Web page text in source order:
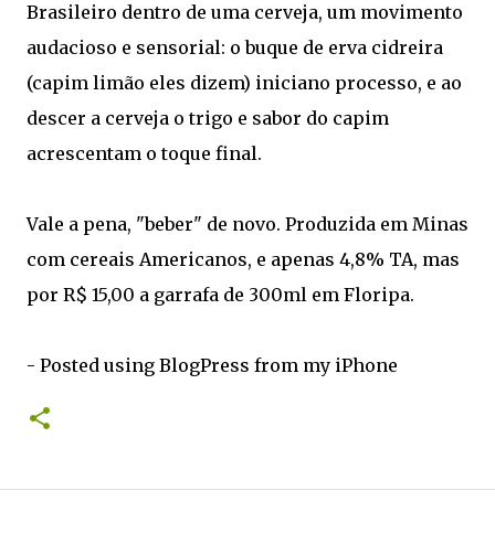
Brasileiro dentro de uma cerveja, um movimento
audacioso e sensorial: o buque de erva cidreira
(capim limão eles dizem) iniciano processo, e ao
descer a cerveja o trigo e sabor do capim
acrescentam o toque final.
Vale a pena, "beber" de novo. Produzida em Minas
com cereais Americanos, e apenas 4,8% TA, mas
por R$ 15,00 a garrafa de 300ml em Floripa.
- Posted using BlogPress from my iPhone